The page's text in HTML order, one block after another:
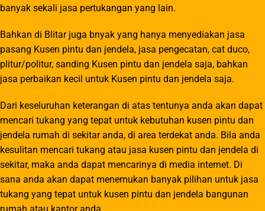
banyak sekali jasa pertukangan yang lain.
Bahkan di Blitar juga bnyak yang hanya menyediakan jasa
pasang Kusen pintu dan jendela, jasa pengecatan, cat duco,
plitur/politur, sanding Kusen pintu dan jendela saja, bahkan
jasa perbaikan kecil untuk Kusen pintu dan jendela saja.
Dari keseluruhan keterangan di atas tentunya anda akan dapat
mencari tukang yang tepat untuk kebutuhan kusen pintu dan
jendela rumah di sekitar anda, di area terdekat anda. Bila anda
kesulitan mencari tukang atau jasa kusen pintu dan jendela di
sekitar, maka anda dapat mencarinya di media internet. Di
sana anda akan dapat menemukan banyak pilihan untuk jasa
tukang yang tepat untuk kusen pintu dan jendela bangunan